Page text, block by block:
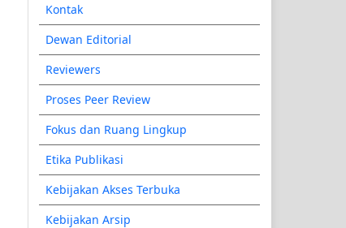
Kontak
Dewan Editorial
Reviewers
Proses Peer Review
Fokus dan Ruang Lingkup
Etika Publikasi
Kebijakan Akses Terbuka
Kebijakan Arsip